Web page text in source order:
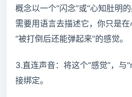
概念以一个“闪念”或“心知肚明
需要用语言去描述它，你只是在
“被打倒后还能弹起来”的感觉。
3.直连声音：将这个“感觉”，
接绑定。